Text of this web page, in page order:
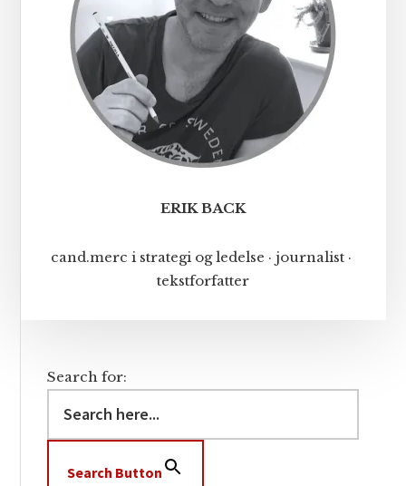
ERIK BACK
cand.merc i strategi og ledelse · journalist ·
tekstforfatter
Search for:
Search Button